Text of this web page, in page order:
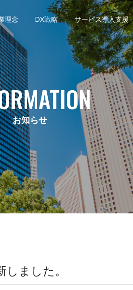
理念 DX戦略 サービス導入支援
お知らせ
ました。